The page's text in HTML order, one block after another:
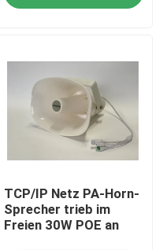
TCP/IP Netz PA-Horn-
Sprecher trieb im
Freien 30W POE an